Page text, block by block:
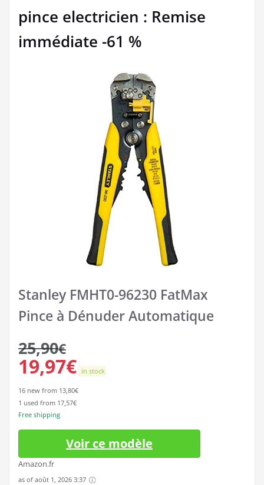
pince electricien : Remise
immédiate -61 %
Stanley FMHT0-96230 FatMax
Pince à Dénuder Automatique
25,90€
19,97€ in stock
16 new from 13,80€
1 used from 17,57€
Free shipping
Voir ce modèle
Amazon.fr
as of août 1, 2026 3:37